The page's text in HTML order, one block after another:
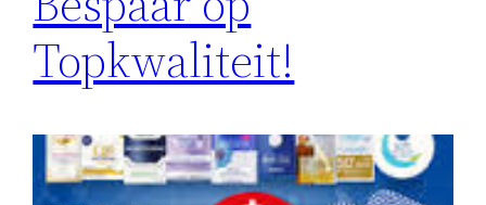
Topkwaliteit!